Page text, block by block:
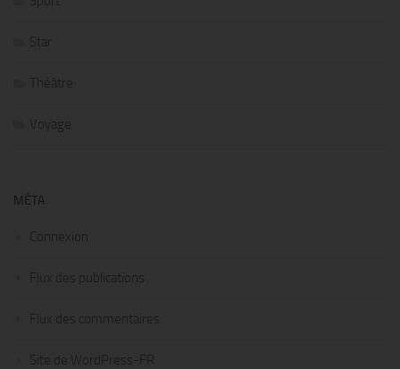
Star
Théâtre
Voyage
MÉTA
Connexion
Flux des publications
Flux des commentaires
Site de WordPress-FR